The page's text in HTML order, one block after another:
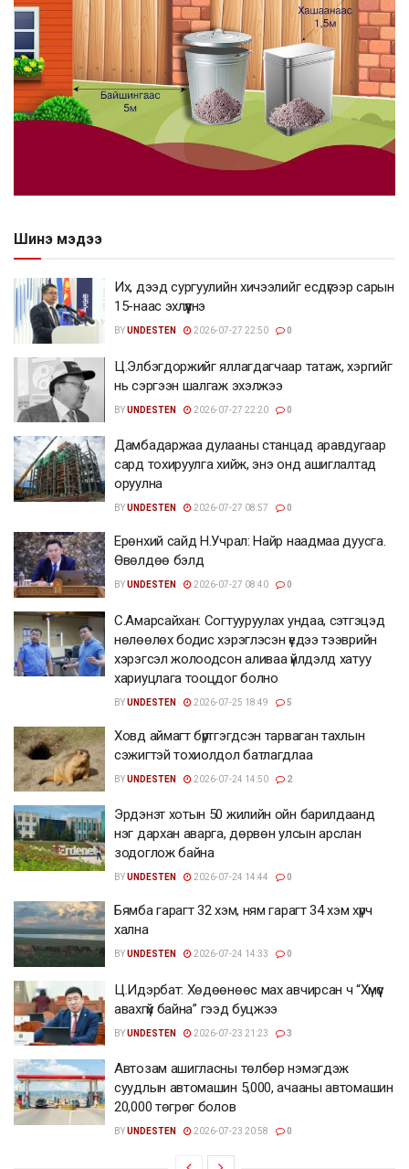
Шинэ мэдээ
Их, дээд сургуулийн хичээлийг есдүгээр сарын
15-наас эхлүүлнэ
BYUNDESTEN 2026-07-27 22:50 0
Ц.Элбэгдоржийг яллагдагчаар татаж, хэргийг
нь сэргээн шалгаж эхэлжээ
BYUNDESTEN 2026-07-27 22:20 0
Дамбадаржаа дулааны станцад аравдугаар
сард тохируулга хийж, энэ онд ашиглалтад
оруулна
BYUNDESTEN 2026-07-27 08:57 0
Ерөнхий сайд Н.Учрал: Найр наадмаа дуусга.
Өвөлдөө бэлд
BYUNDESTEN 2026-07-27 08:40 0
С.Амарсайхан: Согтууруулах ундаа, сэтгэцэд
нөлөөлөх бодис хэрэглэсэн үедээ тээврийн
хэрэгсэл жолоодсон аливаа үйлдэлд хатуу
хариуцлага тооцдог болно
BYUNDESTEN 2026-07-25 18:49 5
Ховд аймагт бүртгэгдсэн тарваган тахлын
сэжигтэй тохиолдол батлагдлаа
BYUNDESTEN 2026-07-24 14:50 2
Эрдэнэт хотын 50 жилийн ойн барилдаанд
нэг дархан аварга, дөрвөн улсын арслан
зодоглож байна
BYUNDESTEN 2026-07-24 14:44 0
Бямба гарагт 32 хэм, ням гарагт 34 хэм хүрч
хална
BYUNDESTEN 2026-07-24 14:33 0
Ц.Идэрбат: Хөдөөнөөс мах авчирсан ч “Хүмүүс
авахгүй байна” гээд буцжээ
BYUNDESTEN 2026-07-23 21:23 3
Автозам ашигласны төлбөр нэмэгдэж
суудлын автомашин 5,000, ачааны автомашин
20,000 төгрөг болов
BYUNDESTEN 2026-07-23 20:58 0